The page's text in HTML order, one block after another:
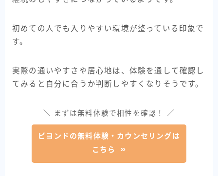
初めての人でも入りやすい環境が整っている印象で
す。
実際の通いやすさや居心地は、体験を通して確認し
てみると自分に合うか判断しやすくなりそうです。
＼ まずは無料体験で相性を確認！ ／
ビヨンドの無料体験・カウンセリングは
こちら